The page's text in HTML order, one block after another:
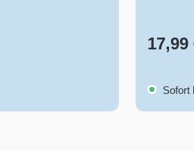
17,99
Sofort